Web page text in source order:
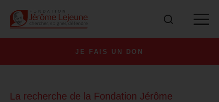
JE FAIS UN DON
La recherche de la Fondation Jérôme